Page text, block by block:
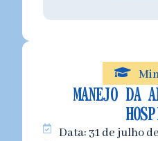
MANEJO DA
Data: 31 de julho